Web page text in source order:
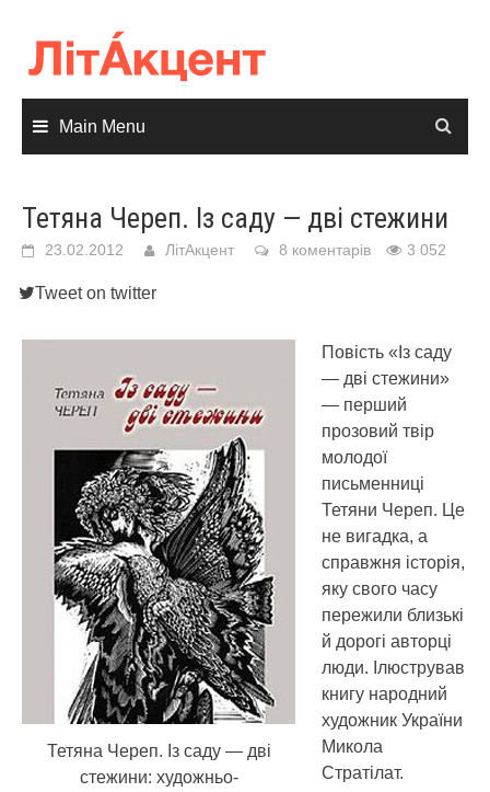
content
Main Menu
Тетяна Череп. Із саду — дві стежини
23.02.2012 ЛітАкцент 8 коментарів 3 052
Tweet on twitter
Тетяна Череп. Із саду — дві
стежини: художньо-
Повість «Із саду
— дві стежини»
— перший
прозовий твір
молодої
письменниці
Тетяни Череп. Це
не вигадка, а
справжня історія,
яку свого часу
пережили близькі
й дорогі авторці
люди. Ілюстрував
книгу народний
художник України
Микола
Стратілат.